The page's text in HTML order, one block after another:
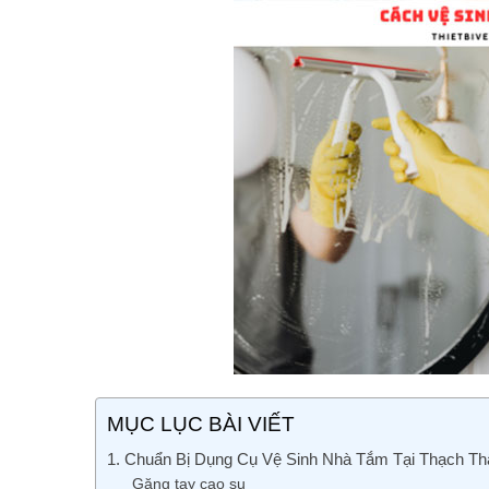
MỤC LỤC BÀI VIẾT
1. Chuẩn Bị Dụng Cụ Vệ Sinh Nhà Tắm Tại Thạch
Găng tay cao su